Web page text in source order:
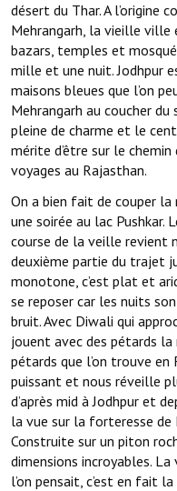
désert du Thar. A l’origine
Mehrangarh, la vieille ville
bazars, temples et
mille et une nuit. Jodhpur
maisons bleues que l’on
Mehrangarh au coucher
pleine de charme et le
mérite d’être sur le
voyages au Rajasthan.
On a bien fait de couper la
une soirée au lac Pushkar.
course de la veille revient
deuxième partie du trajet
monotone, c’est plat et
se reposer car les nuits
bruit. Avec Diwali qui
jouent avec des pétards la
pétards que l’on trouve
puissant et nous réveille
d’après mid à Jodhpur et
la vue sur la forteresse de
Construite sur un piton
dimensions incroyables.
l’on pensait, c’est en fait